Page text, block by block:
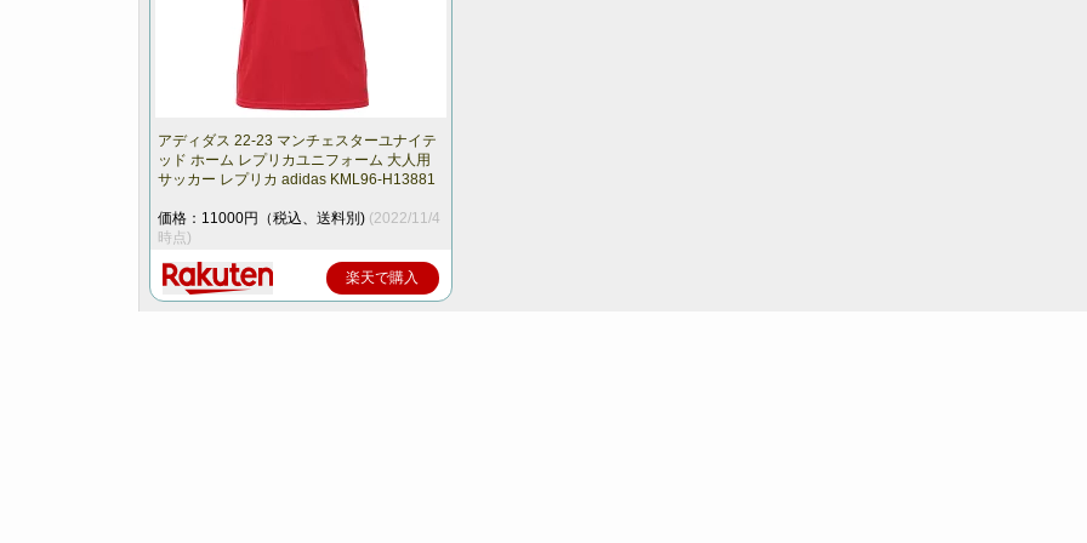
アディダス 22-23 マンチェスターユナイテ
ッド ホーム レプリカユニフォーム 大人用
サッカー レプリカ adidas KML96-H13881
価格：11000円（税込、送料別) (2022/11/4
時点)
楽天で購入